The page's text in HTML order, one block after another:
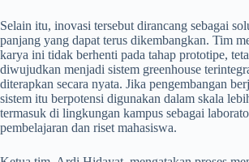
Selain itu, inovasi tersebut dirancang sebagai
panjang yang dapat terus dikembangkan. Tim
karya ini tidak berhenti pada tahap prototipe,
diwujudkan menjadi sistem greenhouse
diterapkan secara nyata. Jika pengembangan
sistem itu berpotensi digunakan dalam skala
termasuk di lingkungan kampus sebagai
pembelajaran dan riset mahasiswa.